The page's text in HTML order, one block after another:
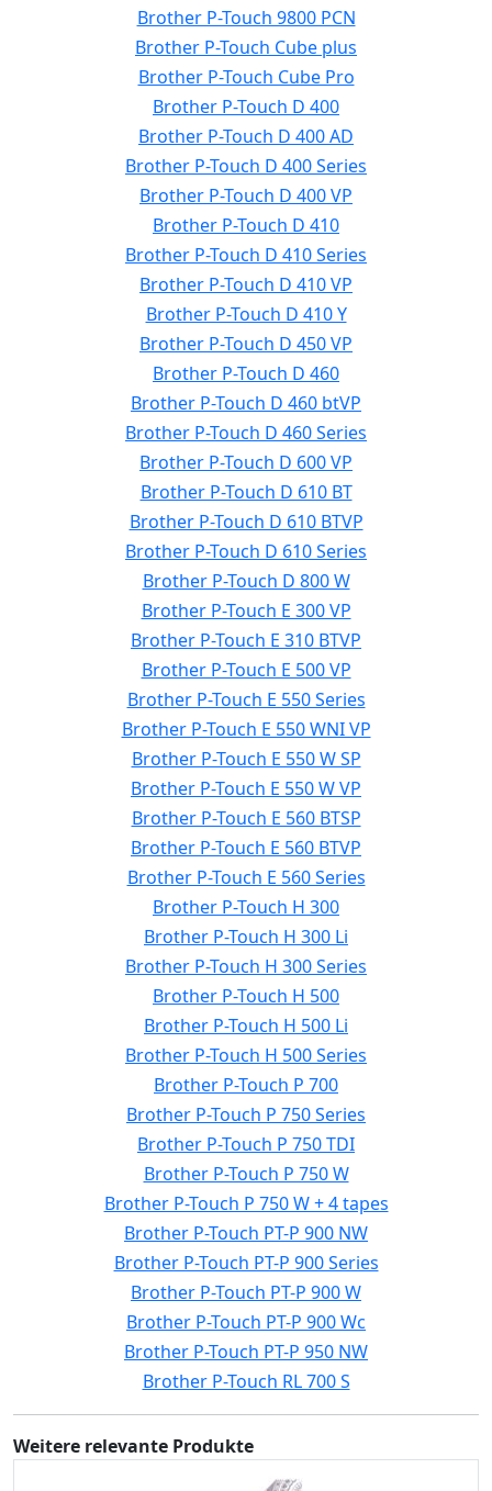
Brother P-Touch 9800 PCN
Brother P-Touch Cube plus
Brother P-Touch Cube Pro
Brother P-Touch D 400
Brother P-Touch D 400 AD
Brother P-Touch D 400 Series
Brother P-Touch D 400 VP
Brother P-Touch D 410
Brother P-Touch D 410 Series
Brother P-Touch D 410 VP
Brother P-Touch D 410 Y
Brother P-Touch D 450 VP
Brother P-Touch D 460
Brother P-Touch D 460 btVP
Brother P-Touch D 460 Series
Brother P-Touch D 600 VP
Brother P-Touch D 610 BT
Brother P-Touch D 610 BTVP
Brother P-Touch D 610 Series
Brother P-Touch D 800 W
Brother P-Touch E 300 VP
Brother P-Touch E 310 BTVP
Brother P-Touch E 500 VP
Brother P-Touch E 550 Series
Brother P-Touch E 550 WNI VP
Brother P-Touch E 550 W SP
Brother P-Touch E 550 W VP
Brother P-Touch E 560 BTSP
Brother P-Touch E 560 BTVP
Brother P-Touch E 560 Series
Brother P-Touch H 300
Brother P-Touch H 300 Li
Brother P-Touch H 300 Series
Brother P-Touch H 500
Brother P-Touch H 500 Li
Brother P-Touch H 500 Series
Brother P-Touch P 700
Brother P-Touch P 750 Series
Brother P-Touch P 750 TDI
Brother P-Touch P 750 W
Brother P-Touch P 750 W + 4 tapes
Brother P-Touch PT-P 900 NW
Brother P-Touch PT-P 900 Series
Brother P-Touch PT-P 900 W
Brother P-Touch PT-P 900 Wc
Brother P-Touch PT-P 950 NW
Brother P-Touch RL 700 S
Weitere relevante Produkte